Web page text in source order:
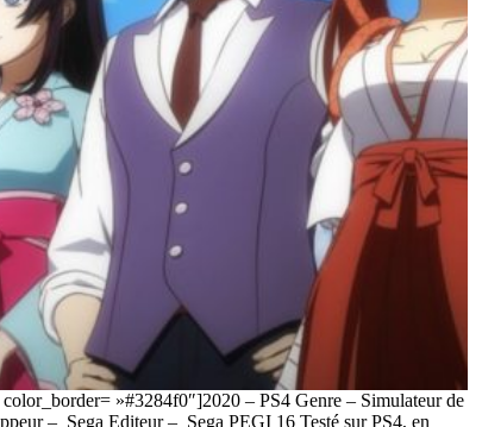
»#3284f0″]2020 – PS4 Genre – Simulateur de
– Sega Editeur – Sega PEGI 16 Testé sur PS4, en